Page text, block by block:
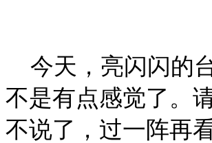
今天，亮闪闪的
不是有点感觉了。
不说了，过一阵再